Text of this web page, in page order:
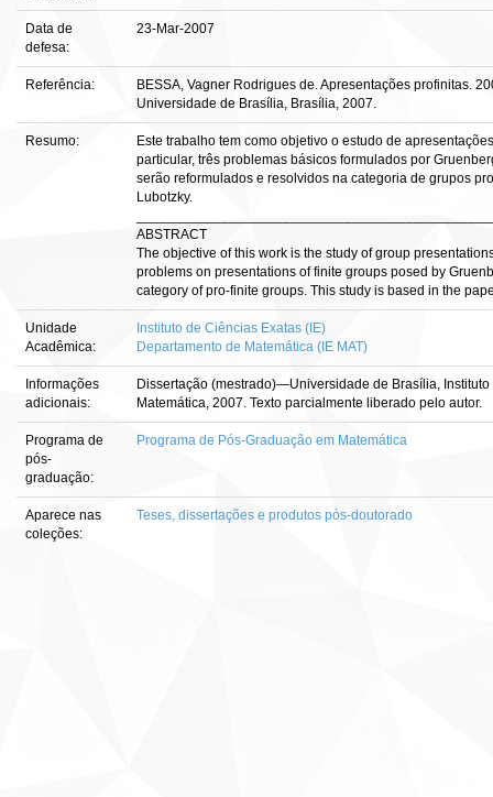
Data de
defesa:
23-Mar-2007
Referência:
BESSA, Vagner Rodrigues de. Apresentações profinitas.
Universidade de Brasília, Brasília, 2007.
Resumo:
Este trabalho tem como objetivo o estudo de
particular, três problemas básicos formulados por
serão reformulados e resolvidos na categoria de grupos
Lubotzky.
ABSTRACT
The objective of this work is the study of group
problems on presentations of finite groups posed by
category of pro-finite groups. This study is based in the
Unidade
Acadêmica:
Instituto de Ciências Exatas (IE)
Departamento de Matemática (IE MAT)
Informações
adicionais:
Dissertação (mestrado)—Universidade de Brasília,
Matemática, 2007. Texto parcialmente liberado pelo autor.
Programa de
pós-
graduação:
Programa de Pós-Graduação em Matemática
Aparece nas
coleções:
Teses, dissertações e produtos pós-doutorado